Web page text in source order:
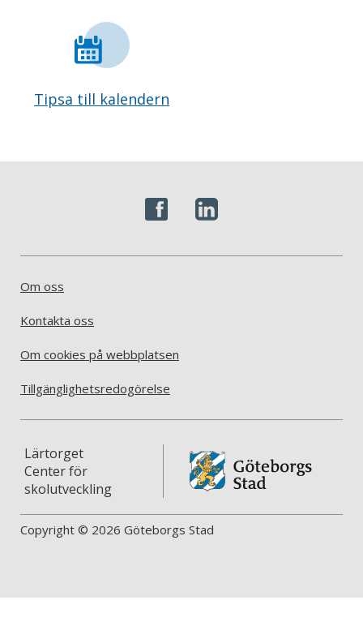
Tipsa till kalendern
Om oss
Kontakta oss
Om cookies på webbplatsen
Tillgänglighetsredogörelse
Lärtorget
Center för
skolutveckling
Copyright © 2026 Göteborgs Stad